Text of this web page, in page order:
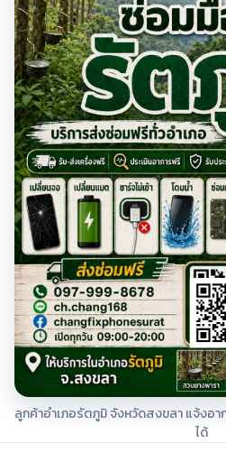
ลูกค้าอำเภอรัตภูมิ จังหวัดสงขลา แจ้งอ
ได้